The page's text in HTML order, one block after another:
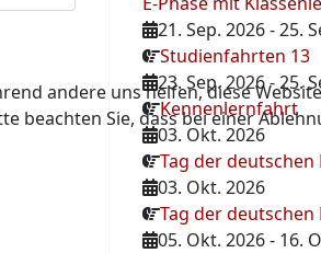
21. Sep. 2026-25.
Studienfahrten 13
23. Sep. 2026-25.
Kennenlernfahrt
03. Okt. 2026
Tag der deutschen
03. Okt. 2026
Tag der deutschen
05. Okt. 2026- 16.
andere uns helfen, diese
beachten Sie, dass bei einer